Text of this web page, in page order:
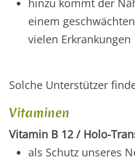
hinzu kommt der
einem
vielen Erkrankungen
Solche Unterstützer
Vitaminen
Vitamin B 12 / Holo-
als Schutz unseres